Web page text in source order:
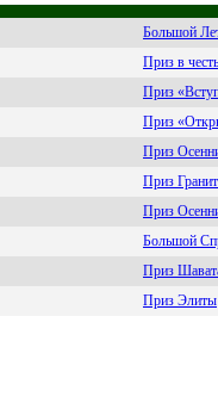
Большой
Приз в
Приз
Приз
Приз
Приз
Приз
Большой
Приз
Приз Элиты